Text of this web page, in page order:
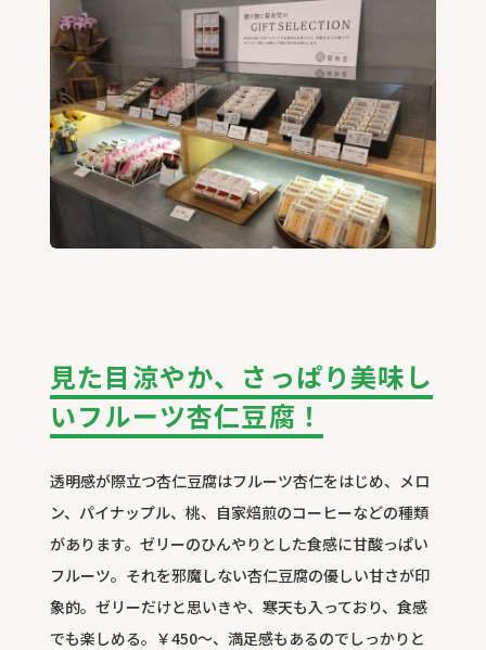
見た目涼やか、さっぱり美味し
いフルーツ杏仁豆腐！
透明感が際立つ杏仁豆腐はフルーツ杏仁をはじめ、メロ
ン、パイナップル、桃、自家焙煎のコーヒーなどの種類
があります。ゼリーのひんやりとした食感に甘酸っぱい
フルーツ。それを邪魔しない杏仁豆腐の優しい甘さが印
象的。ゼリーだけと思いきや、寒天も入っており、食感
でも楽しめる。￥450～、満足感もあるのでしっかりと